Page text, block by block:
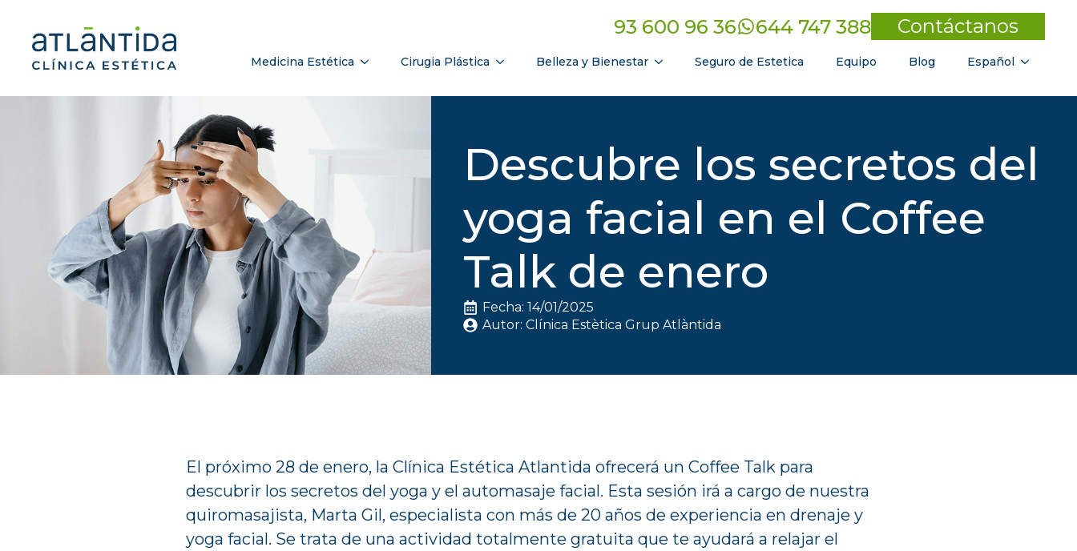
93 600 96 36 644 747 388 Contáctanos
Medicina Estética Cirugia Plástica Belleza y Bienestar Seguro de Estetica Equipo Blog Español
Descubre los secretos del
yoga facial en el Coffee
Talk de enero
Fecha: 14/01/2025
Autor: Clínica Estètica Grup Atlàntida
El próximo 28 de enero, la Clínica Estética Atlantida ofrecerá un Coffee Talk para
descubrir los secretos del yoga y el automasaje facial. Esta sesión irá a cargo de nuestra
quiromasajista, Marta Gil, especialista con más de 20 años de experiencia en drenaje y
yoga facial. Se trata de una actividad totalmente gratuita que te ayudará a relajar el